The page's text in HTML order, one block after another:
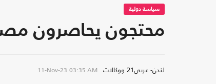
سياسة دولية
محتجون يحاصرون
لندن- عربي21 ووكالات 11-Nov-23 03:35 AM